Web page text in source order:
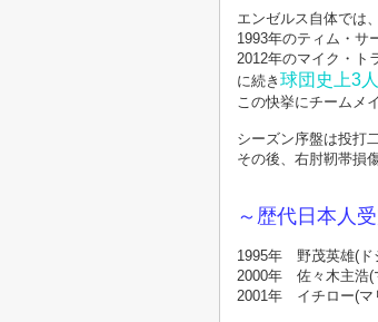
エンゼルス自体では、
1993年のティム・サ
2012年のマイク・ト
に続き 球団史上3
この快挙にチームメ
シーズン序盤は投打
その後、右肘靭帯損
～歴代日本人
1995年 野茂英雄(ド
2000年 佐々木主浩(
2001年 イチロー(マ